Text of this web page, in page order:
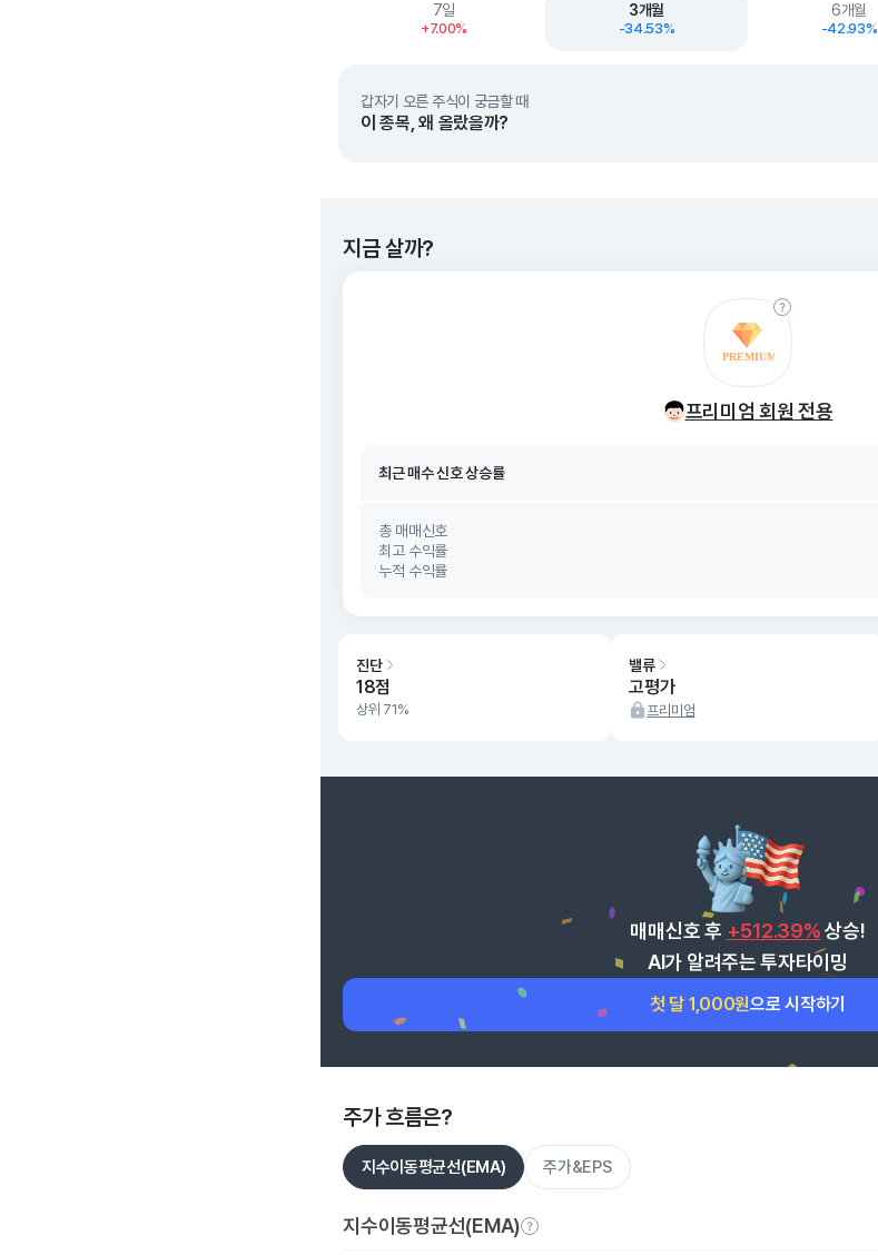
7일
+7.00%
3개월
-34.53%
6개월
-42.93%
갑자기 오른 주식이 궁금할 때
이 종목, 왜 올랐을까?
지금 살까?
프리미엄 회원 전용
최근 매수 신호26. 08/07
총 매매신호
최고 수익률
누적 수익률
진단
18점
상위 71%
밸류
고평가
프리미엄
매매신호 후 +512.39% 상승!
AI가 알려주는 투자타이밍
첫 달 1,000원으로 시작하기
주가 흐름은?
지수이동평균선(EMA) 주가&EPS
지수이동평균선(EMA)